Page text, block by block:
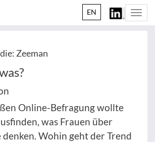
EN
Zeeman
Online-Befragung wollte
was Frauen über
Wohin geht der Trend